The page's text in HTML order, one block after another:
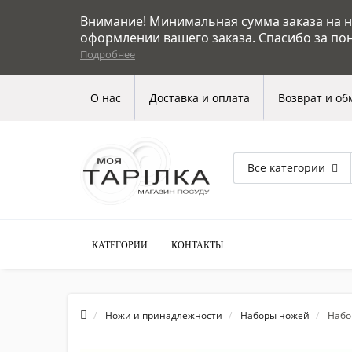
Внимание! Минимальная сумма заказа на
оформлении вашего заказа. Спасибо за
Подробнее
О нас Доставка и оплата Возврат и
Все категории
КАТЕГОРИИ КОНТАКТЫ
Ножи и принадлежности Наборы ножей